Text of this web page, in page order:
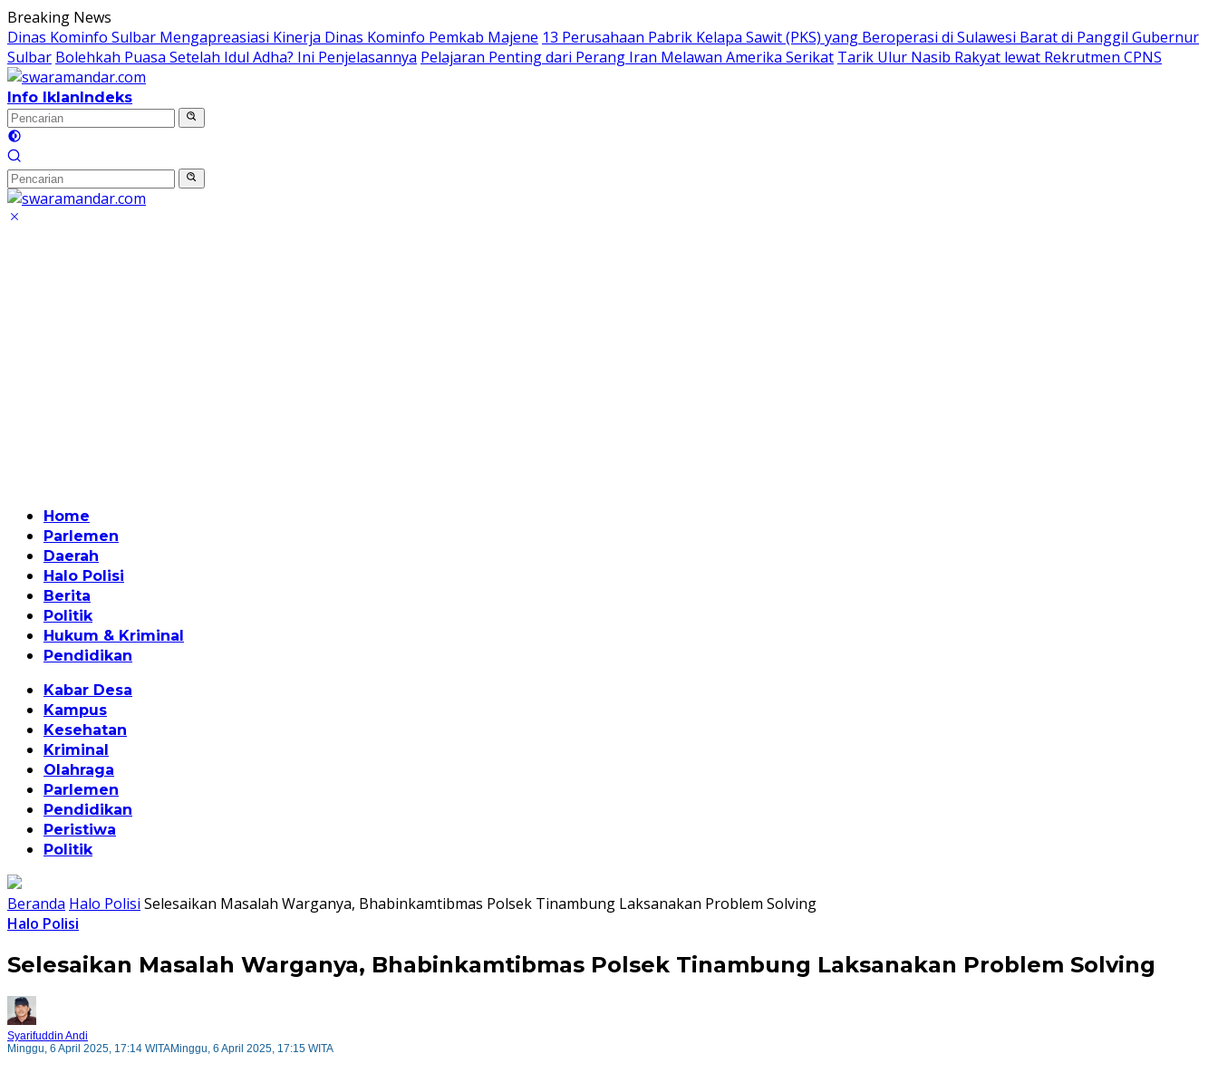
Langsung
ke
konten
Breaking News
Dinas Kominfo Sulbar Mengapreasiasi Kinerja Dinas Kominfo Pemkab Majene 13 Perusahaan Pabrik Kelapa Sawit (PKS) yang Beroperasi di Sulawesi Barat di Panggil Gubernur
Sulbar Bolehkah Puasa Setelah Idul Adha? Ini Penjelasannya Pelajaran Penting dari Perang Iran Melawan Amerika Serikat Tarik Ulur Nasib Rakyat lewat Rekrutmen CPNS
Info IklanIndeks
Home
Parlemen
Daerah
Halo Polisi
Berita
Politik
Hukum & Kriminal
Pendidikan
Kabar Desa
Kampus
Kesehatan
Kriminal
Olahraga
Parlemen
Pendidikan
Peristiwa
Politik
Beranda Halo Polisi Selesaikan Masalah Warganya, Bhabinkamtibmas Polsek Tinambung Laksanakan Problem Solving
Halo Polisi
Selesaikan Masalah Warganya, Bhabinkamtibmas Polsek Tinambung Laksanakan Problem Solving
Syarifuddin Andi
Minggu, 6 April 2025, 17:14 WITAMinggu, 6 April 2025, 17:15 WITA